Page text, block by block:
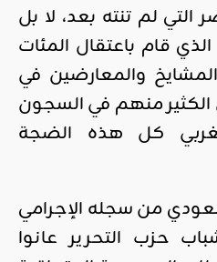
لم تنته بعد، لا بل
قام باعتقال المئات
والمعارضين في
الكثير منهم في السجون
كل هذه الضجة
من سجله الإجرامي
حزب التحرير عانوا